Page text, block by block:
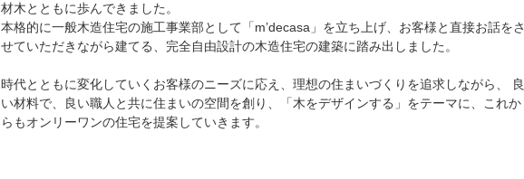
材木とともに歩んできました。
本格的に一般木造住宅の施工事業部として「m’decasa」を立ち上げ、お客様と直接お話をさ
せていただきながら建てる、完全自由設計の木造住宅の建築に踏み出しました。
時代とともに変化していくお客様のニーズに応え、理想の住まいづくりを追求しながら、 良
い材料で、良い職人と共に住まいの空間を創り、「木をデザインする」をテーマに、これか
らもオンリーワンの住宅を提案していきます。